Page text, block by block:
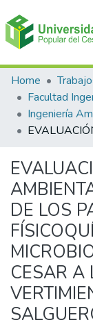
Communities &
All of DSpace
Statistics
Home
DE LOS
CESAR A